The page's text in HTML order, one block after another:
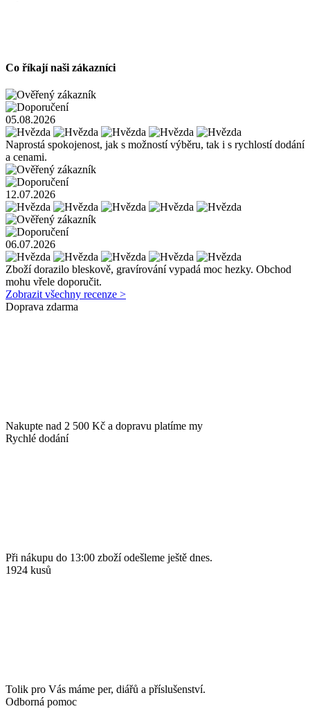
Co říkají naši zákazníci
05.08.2026
Naprostá spokojenost, jak s možností výběru, tak i s rychlostí dodání
a cenami.
12.07.2026
06.07.2026
Zboží dorazilo bleskově, gravírování vypadá moc hezky. Obchod
mohu vřele doporučit.
Zobrazit všechny recenze >
Doprava zdarma
Nakupte nad 2 500 Kč a dopravu platíme my
Rychlé dodání
Při nákupu do 13:00 zboží odešleme ještě dnes.
1924 kusů
Tolik pro Vás máme per, diářů a příslušenství.
Odborná pomoc